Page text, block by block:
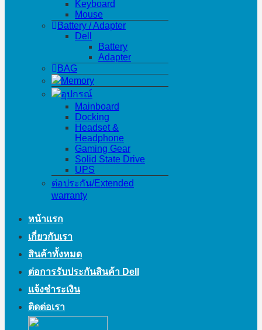
Keyboard
Mouse
Battery / Adapter
Dell
Battery
Adapter
BAG
Memory
อุปกรณ์
Mainboard
Docking
Headset &
Headphone
Gaming Gear
Solid State Drive
UPS
ต่อประกัน/Extended
warranty
หน้าแรก
เกี่ยวกับเรา
สินค้าทั้งหมด
ต่อการรับประกันสินค้า Dell
แจ้งชำระเงิน
ติดต่อเรา